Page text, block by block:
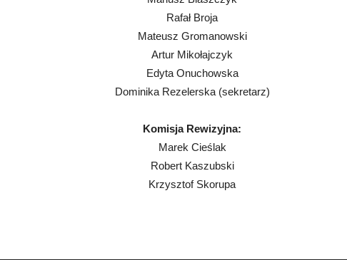
Rafał Broja
Mateusz Gromanowski
Artur Mikołajczyk
Edyta Onuchowska
Dominika Rezelerska (sekretarz)
Komisja Rewizyjna:
Marek Cieślak
Robert Kaszubski
Krzysztof Skorupa